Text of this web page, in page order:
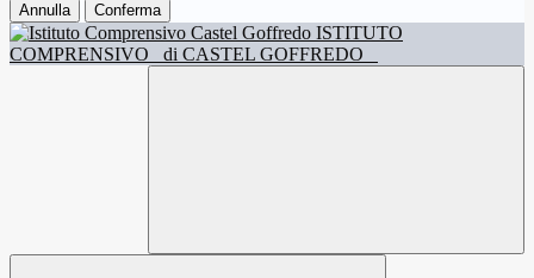
Annulla Conferma
ISTITUTO
COMPRENSIVO
di CASTEL GOFFREDO